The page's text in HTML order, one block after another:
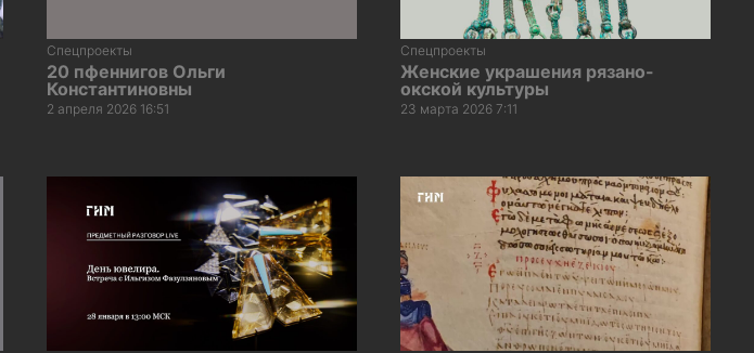
Спецпроекты
20 пфеннигов Ольги
Константиновны
2 апреля 2026 16:51
Спецпроекты
Женские украшения рязано-
окской культуры
23 марта 2026 7:11